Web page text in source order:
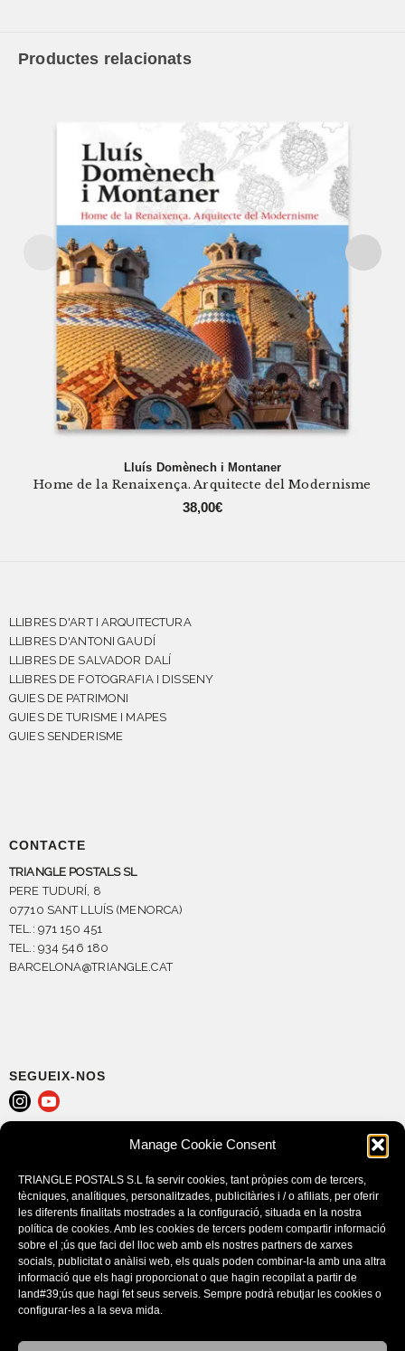
Manage Cookie Consent
TRIANGLE POSTALS S.L fa servir cookies, tant pròpies com de tercers,
tècniques, analítiques, personalitzades, publicitàries i / o afiliats, per oferir
les diferents finalitats mostrades a la configuració, situada en la nostra
política de cookies. Amb les cookies de tercers podem compartir informació
sobre el ;ús que faci del lloc web amb els nostres partners de xarxes
socials, publicitat o anàlisi web, els quals poden combinar-la amb una altra
informació que els hagi proporcionat o que hagin recopilat a partir de
land#39;ús que hagi fet seus serveis. Sempre podrà rebutjar les cookies o
configurar-les a la seva mida.
Productes relacionats
Lluís Domènech i Montaner
Home de la Renaixença. Arquitecte del Modernisme
38,00€
LLIBRES D'ART I ARQUITECTURA
LLIBRES D'ANTONI GAUDÍ
LLIBRES DE SALVADOR DALÍ
LLIBRES DE FOTOGRAFIA I DISSENY
GUIES DE PATRIMONI
GUIES DE TURISME I MAPES
GUIES SENDERISME
CONTACTE
TRIANGLE POSTALS SL
PERE TUDURÍ, 8
07710 SANT LLUÍS (MENORCA)
TEL.: 971 150 451
TEL.: 934 546 180
BARCELONA@TRIANGLE.CAT
SEGUEIX-NOS
POLÍTICA DE COOKIES (EU)
CONDICIONS DE COMPRA